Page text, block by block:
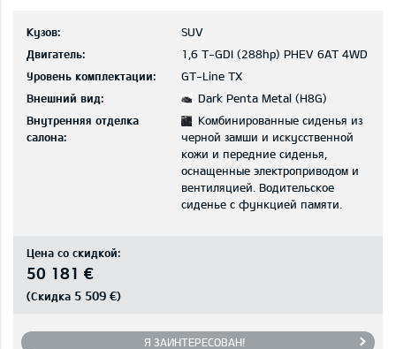
Кузов:
SUV
Двигатель:
1,6 T-GDI (288hp) PHEV 6AT 4WD
Уровень комплектации:
GT-Line TX
Внешний вид:
Dark Penta Metal (H8G)
Внутренняя отделка
салона:
Комбинированные сиденья из
черной замши и искусственной
кожи и передние сиденья,
оснащенные электроприводом и
вентиляцией. Водительское
сиденье с функцией памяти.
Цена со скидкой:
50 181 €
(Скидка 5 509 €)
Я ЗАИНТЕРЕСОВАН!